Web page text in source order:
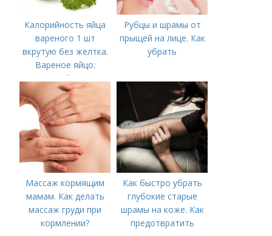
Калорийность яйца
вареного 1 шт
вкрутую без желтка.
Вареное яйцо:
калорийность
Рубцы и шрамы от
прыщей на лице. Как
убрать
Массаж кормящим
мамам. Как делать
массаж груди при
кормлении?
Как быстро убрать
глубокие старые
шрамы на коже. Как
предотвратить